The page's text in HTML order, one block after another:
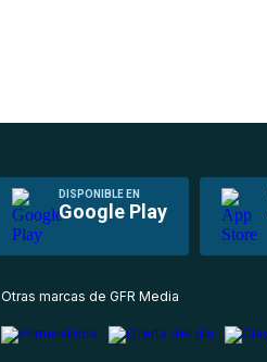
DISPONIBLE EN
Google Play
Otras marcas de GFR Media